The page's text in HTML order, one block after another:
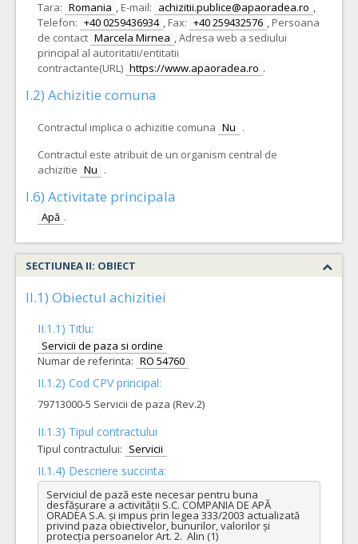
Tara: Romania , E-mail: achizitii.publice@apaoradea.ro ,
Telefon: +40 0259436934 , Fax: +40 259432576 , Persoana
de contact Marcela Mirnea ,Adresa web a sediului
principal al autoritatii/entitatii
contractante(URL) https://www.apaoradea.ro .
I.2) Achizitie comuna
Contractul implica o achizitie comuna Nu .
Contractul este atribuit de un organism central de
achizitie Nu .
I.6) Activitate principala
Apă .
SECTIUNEA II: OBIECT
II.1) Obiectul achizitiei
II.1.1) Titlu:
Servicii de paza si ordine
Numar de referinta: RO 54760
II.1.2) Cod CPV principal:
79713000-5 Servicii de paza (Rev.2)
II.1.3) Tipul contractului
Tipul contractului: Servicii
II.1.4) Descriere succinta:
Serviciul de pază este necesar pentru buna
desfășurare a activității S.C. COMPANIA DE APĂ
ORADEA S.A. și impus prin legea 333/2003 actualizată
privind paza obiectivelor, bunurilor, valorilor și
protecția persoanelor Art. 2.  Alin (1)